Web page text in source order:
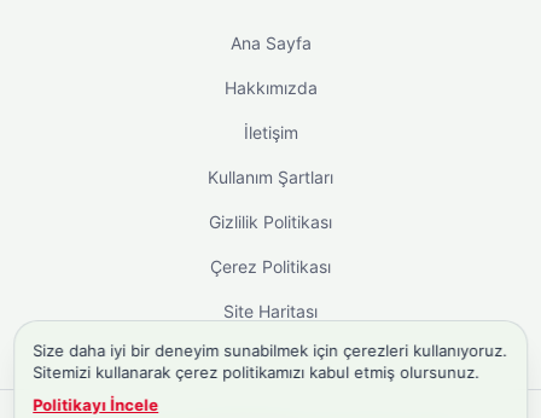
Ana Sayfa
Hakkımızda
İletişim
Kullanım Şartları
Gizlilik Politikası
Çerez Politikası
Site Haritası
Size daha iyi bir deneyim sunabilmek için çerezleri kullanıyoruz.
Sitemizi kullanarak çerez politikamızı kabul etmiş olursunuz.
Politikayı İncele